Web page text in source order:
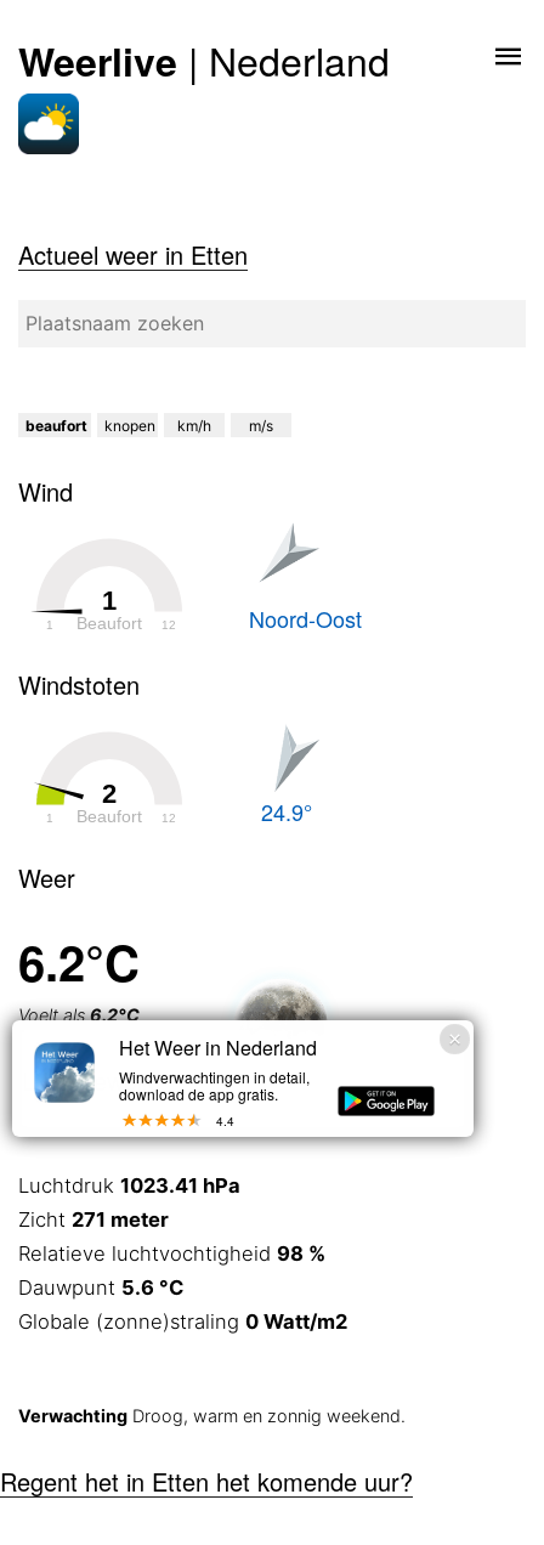
Weerlive | Nederland
Actueel weer in Etten
beaufort knopen km/h m/s
Wind
1
Beaufort
1 12 Noord-Oost
Windstoten
2
Beaufort
1 12 24.9°
Weer
6.2°C
Voelt als6.2°C
Licht bewolkt
Luchtdruk 1023.41 hPa
Zicht 271 meter
Relatieve luchtvochtigheid 98 %
Dauwpunt 5.6 °C
Globale (zonne)straling 0 Watt/m2
Verwachting Droog, warm en zonnig weekend.
Regent het in Etten het komende uur?
Het Weer in Nederland
Windverwachtingen in detail,
download de app gratis.
4.4